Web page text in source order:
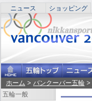
ニュース ショッピング
ホーム > バンクーバー五輪 >
五輪一般